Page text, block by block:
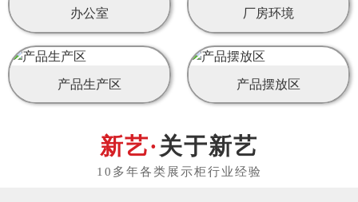
办公室 厂房环境
产品生产区 产品摆放区
关于新艺